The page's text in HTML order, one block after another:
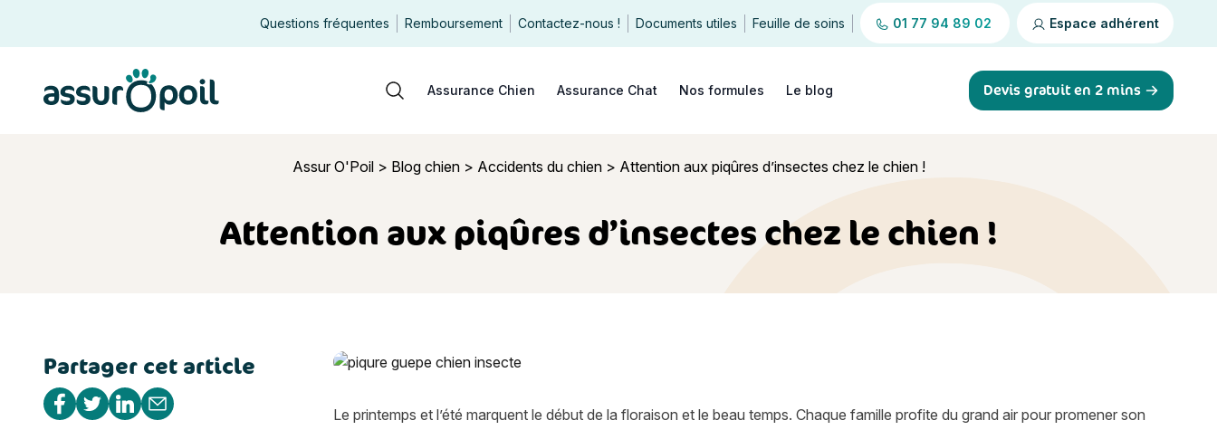
Questions fréquentes Remboursement Contactez-nous ! Documents utiles Feuille de soins 01 77 94 89 02 Espace adhérent
Rechercher
Assurance Chien Assurance Chat Nos formules Le blog Devis gratuit en 2 mins
Assur O'Poil> Blog chien> Accidents du chien> Attention aux piqûres d’insectes chez le chien !
Attention aux piqûres d’insectes chez le chien !
Attention aux piqûres d’insectes chez le chien !
Le printemps et l’été marquent le début de la floraison et le beau temps. Chaque famille profite du grand air pour promener son
Partager cet article
Partager sur Facebook
Partager sur Twitter
Partager sur Linkedin
Partager par e-mail